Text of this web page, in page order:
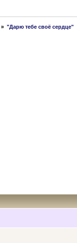
» "Дарю тебе своё сердце"